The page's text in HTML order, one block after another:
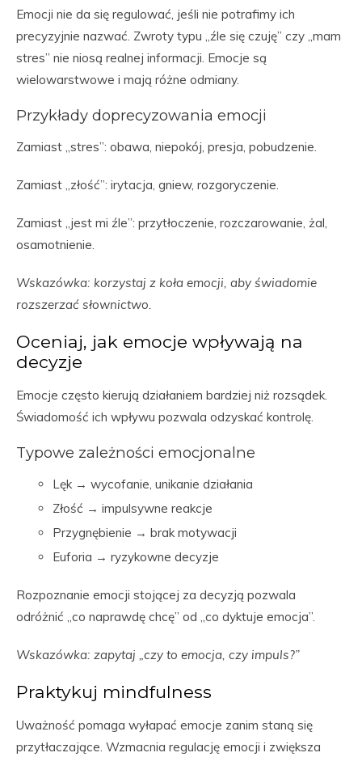
Emocji nie da się regulować, jeśli nie potrafimy ich
precyzyjnie nazwać. Zwroty typu „źle się czuję” czy „mam
stres” nie niosą realnej informacji. Emocje są
wielowarstwowe i mają różne odmiany.
Przykłady doprecyzowania emocji
Zamiast „stres”: obawa, niepokój, presja, pobudzenie.
Zamiast „złość”: irytacja, gniew, rozgoryczenie.
Zamiast „jest mi źle”: przytłoczenie, rozczarowanie, żal,
osamotnienie.
Wskazówka: korzystaj z koła emocji, aby świadomie
rozszerzać słownictwo.
Oceniaj, jak emocje wpływają na
decyzje
Emocje często kierują działaniem bardziej niż rozsądek.
Świadomość ich wpływu pozwala odzyskać kontrolę.
Typowe zależności emocjonalne
Lęk → wycofanie, unikanie działania
Złość → impulsywne reakcje
Przygnębienie → brak motywacji
Euforia → ryzykowne decyzje
Rozpoznanie emocji stojącej za decyzją pozwala
odróżnić „co naprawdę chcę” od „co dyktuje emocja”.
Wskazówka: zapytaj „czy to emocja, czy impuls?”
Praktykuj mindfulness
Uważność pomaga wyłapać emocje zanim staną się
przytłaczające. Wzmacnia regulację emocji i zwiększa